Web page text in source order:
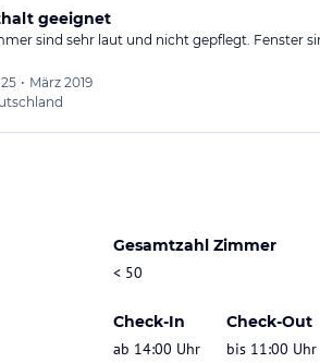
geeignet
sind sehr laut und nicht gepflegt. Fenster
• März 2019
Gesamtzahl Zimmer
< 50
Check-In
ab 14:00 Uhr
Check-Out
bis 11:00 Uhr